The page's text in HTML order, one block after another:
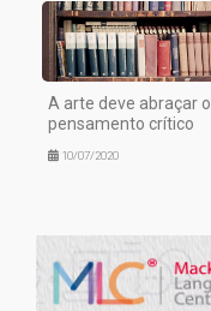
A arte deve abraçar o
pensamento crítico
10/07/2020